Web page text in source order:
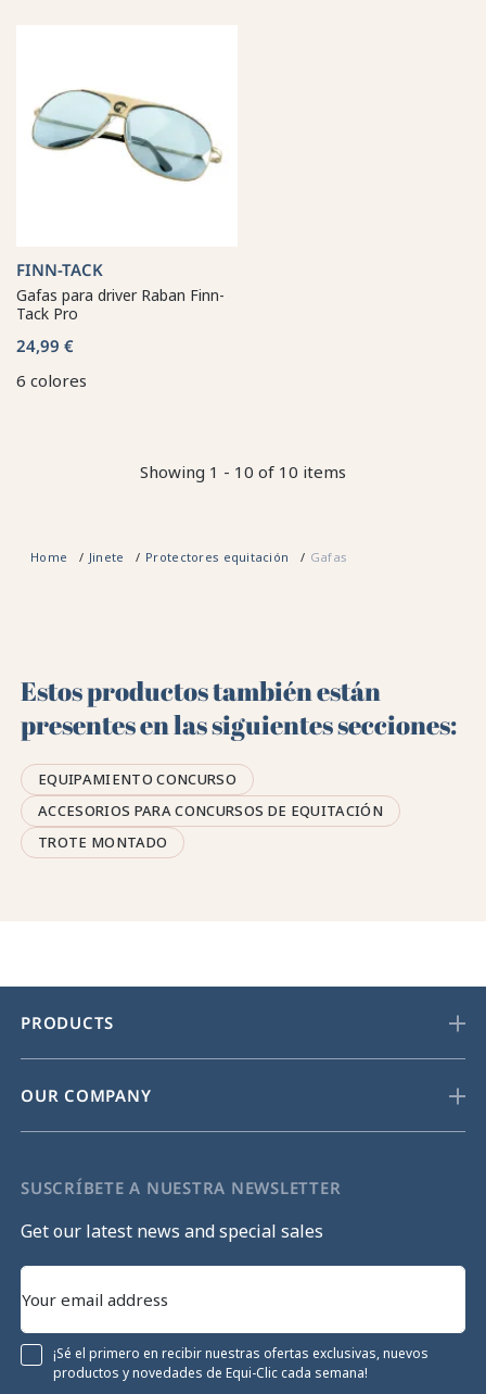
FINN-TACK
Gafas para driver Raban Finn-
Tack Pro
24,99 €
6 colores
Showing 1 - 10 of 10 items
Home Jinete Protectores equitación Gafas
Estos productos también están
presentes en las siguientes secciones:
EQUIPAMIENTO CONCURSO
ACCESORIOS PARA CONCURSOS DE EQUITACIÓN
TROTE MONTADO
PRODUCTS
OUR COMPANY
SUSCRÍBETE A NUESTRA NEWSLETTER
Get our latest news and special sales
¡Sé el primero en recibir nuestras ofertas exclusivas, nuevos
productos y novedades de Equi-Clic cada semana!